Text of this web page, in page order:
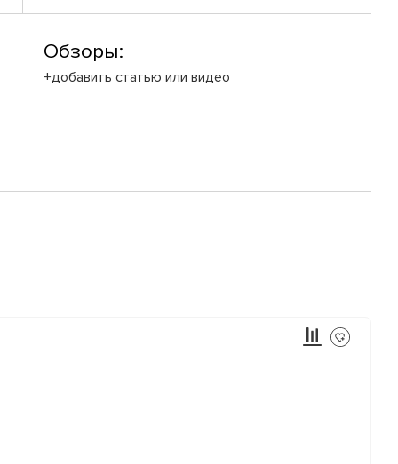
Обзоры:
+добавить статью или видео